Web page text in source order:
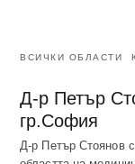
ВСИЧКИ ОБЛАСТИ
Д-р Петър
гр.София
Д-р Петър Стоянов